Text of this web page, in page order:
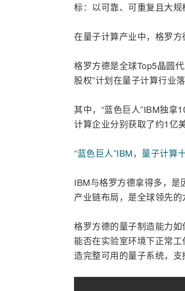
标：以可靠、可重复且大规
在量子计算产业中，格罗方
格罗方德是全球Top5晶圆
股权”计划在量子计算行业
其中，“蓝色巨人”IBM独拿
计算企业分别获取了约1亿美
“蓝色巨人”IBM，量子计算
IBM与格罗方德拿得多，
产业链布局，是全球领先的
格罗方德的量子制造能力
能否在实验室环境下正常
造完整可用的量子系统，支